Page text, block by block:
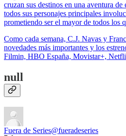
cruzan sus destinos en una aventura
todos sus personajes principales
prometiendo ser el mayor de todos los
Como cada semana, C.J. Navas y
novedades más importantes y los
Filmin, HBO España, Movistar+,
null
Fuera de Series@fueradeseries